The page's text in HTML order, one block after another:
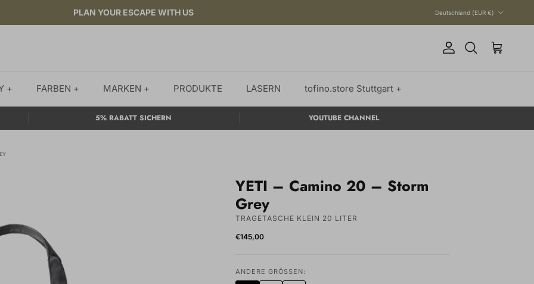
PLAN YOUR ESCAPE WITH US
Deutschland (EUR €)
Konto Suchen Einkaufswagen
+ FARBEN + MARKEN + PRODUKTE LASERN tofino.store Stuttgart +
5% RABATT SICHERN YOUTUBE CHANNEL
YETI – Camino 20 – Storm
Grey
TRAGETASCHE KLEIN 20 LITER
€145,00
ANDERE GRÖSSEN: